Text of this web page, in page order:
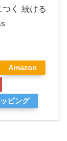
つく 続ける
Amazon
ピング